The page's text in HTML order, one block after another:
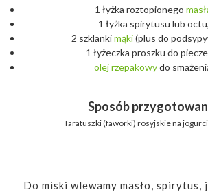
1 łyżka roztopionego
1 łyżka spirytusu lub octu,
2 szklankimąki(plus do
1 łyżeczka proszku do
olejrzepakowydo
Sposób
Taratuszki (faworki) rosyjskie na
Do miski wlewamy masło,